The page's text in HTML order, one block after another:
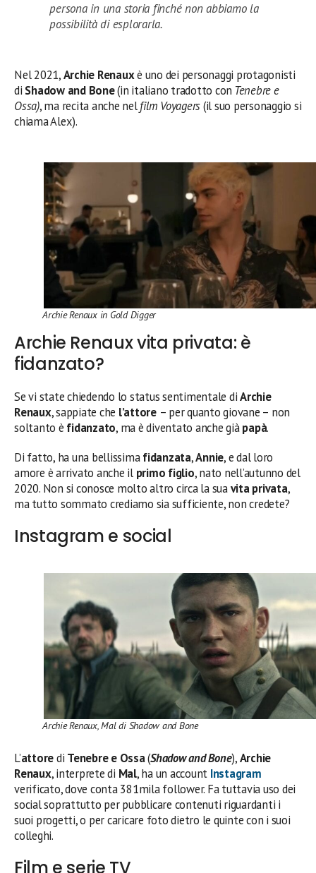
persona in una storia finché non abbiamo la
possibilità di esplorarla.
Nel 2021,Archie Renauxè uno dei personaggi protagonisti
di Shadow and Bone(in italiano tradotto con Tenebre e
Ossa), ma recita anche nelfilm Voyagers(il suo personaggio si
chiama Alex).
Archie Renaux in Gold Digger
Archie Renaux vita privata: è
fidanzato?
Se vi state chiedendo lo status sentimentale diArchie
Renaux, sappiate che l’attore – per quanto giovane – non
soltanto è fidanzato, ma è diventato anche giàpapà.
Di fatto, ha una bellissimafidanzata,Annie, e dal loro
amore è arrivato anche il primo figlio, nato nell’autunno del
2020. Non si conosce molto altro circa la suavita privata,
ma tutto sommato crediamo sia sufficiente, non credete?
Instagram e social
Archie Renaux, Mal di Shadow and Bone
L’attoredi Tenebre e Ossa(Shadow and Bone),Archie
Renaux, interprete di Mal, ha un account Instagram
verificato, dove conta 381mila follower. Fa tuttavia uso dei
social soprattutto per pubblicare contenuti riguardanti i
suoi progetti, o per caricare foto dietro le quinte con i suoi
colleghi.
Film e serie TV